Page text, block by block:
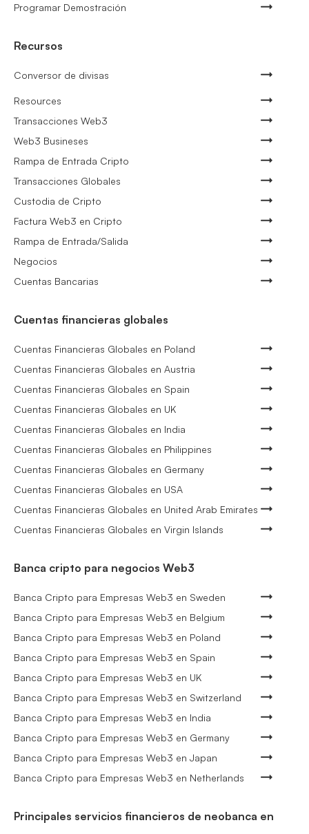
Programar Demostración
Recursos
Conversor de divisas
Resources
Transacciones Web3
Web3 Busineses
Rampa de Entrada Cripto
Transacciones Globales
Custodia de Cripto
Factura Web3 en Cripto
Rampa de Entrada/Salida
Negocios
Cuentas Bancarias
Cuentas financieras globales
Cuentas Financieras Globales en Poland
Cuentas Financieras Globales en Austria
Cuentas Financieras Globales en Spain
Cuentas Financieras Globales en UK
Cuentas Financieras Globales en India
Cuentas Financieras Globales en Philippines
Cuentas Financieras Globales en Germany
Cuentas Financieras Globales en USA
Cuentas Financieras Globales en United Arab Emirates
Cuentas Financieras Globales en Virgin Islands
Banca cripto para negocios Web3
Banca Cripto para Empresas Web3 en Sweden
Banca Cripto para Empresas Web3 en Belgium
Banca Cripto para Empresas Web3 en Poland
Banca Cripto para Empresas Web3 en Spain
Banca Cripto para Empresas Web3 en UK
Banca Cripto para Empresas Web3 en Switzerland
Banca Cripto para Empresas Web3 en India
Banca Cripto para Empresas Web3 en Germany
Banca Cripto para Empresas Web3 en Japan
Banca Cripto para Empresas Web3 en Netherlands
Principales servicios financieros de neobanca en